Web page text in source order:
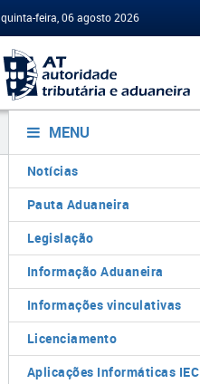
quinta-feira, 06 agosto 2026
MENU
Notícias
Pauta Aduaneira
Legislação
Informação Aduaneira
Informações vinculativas
Licenciamento
Aplicações Informáticas IEC